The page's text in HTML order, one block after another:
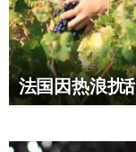
法国因热浪扰